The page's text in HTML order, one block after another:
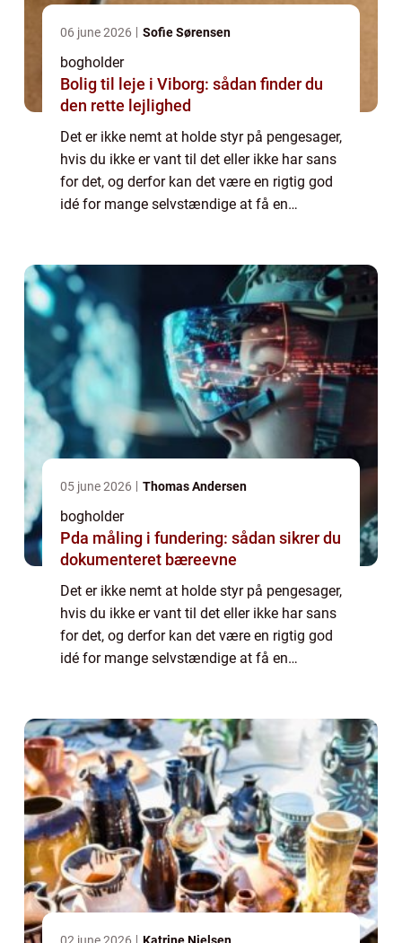
06 june 2026 Sofie Sørensen
bogholder
Bolig til leje i Viborg: sådan finder du
den rette lejlighed
Det er ikke nemt at holde styr på pengesager,
hvis du ikke er vant til det eller ikke har sans
for det, og derfor kan det være en rigtig god
idé for mange selvstændige at få en
05 june 2026 Thomas Andersen
bogholder
Pda måling i fundering: sådan sikrer du
dokumenteret bæreevne
Det er ikke nemt at holde styr på pengesager,
hvis du ikke er vant til det eller ikke har sans
for det, og derfor kan det være en rigtig god
idé for mange selvstændige at få en